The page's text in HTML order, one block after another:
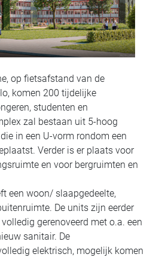
op fietsafstand van de
komen 200 tijdelijke
studenten en
zal bestaan uit 5-hoog
in een U-vorm rondom een
Verder is er plaats voor
en voor bergruimten en
een woon/ slaapgedeelte,
De units zijn eerder
gerenoveerd met o.a. een
sanitair. De
elektrisch, mogelijk komen